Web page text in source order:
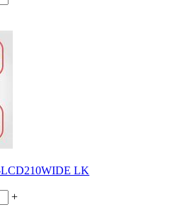
LCD210WIDE LK
+